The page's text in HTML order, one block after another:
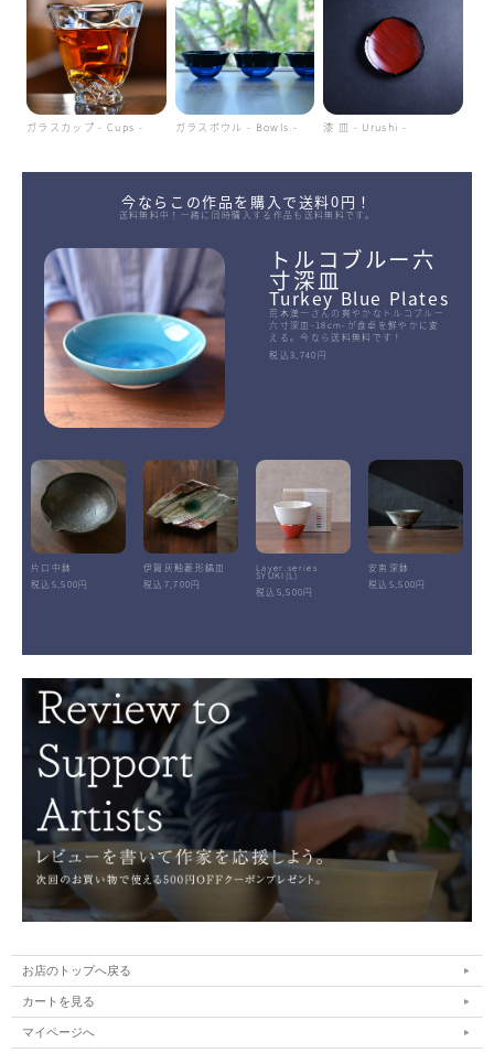
ガラスカップ - Cups - ガラスボウル - Bowls - 漆 皿 - Urushi -
今ならこの作品を購入で送料0円！
送料無料中！一緒に同時購入する作品も送料無料です。
トルコブルー六
寸深皿
Turkey Blue Plates
荒木漢一さんの爽やかなトルコブルー
六寸深皿-18cm-が食卓を鮮やかに変
える。今なら送料無料です！
税込3,740円
片口中鉢
税込5,500円
伊賀灰釉菱形鎬皿
税込7,700円
Layer.series
SYUKI(L)
税込5,500円
安南深鉢
税込5,500円
お店のトップへ戻る
カートを見る
マイページへ